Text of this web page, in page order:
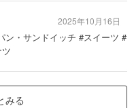
ン・サンドイッチ #スイーツ #
2025年10月16日
みる